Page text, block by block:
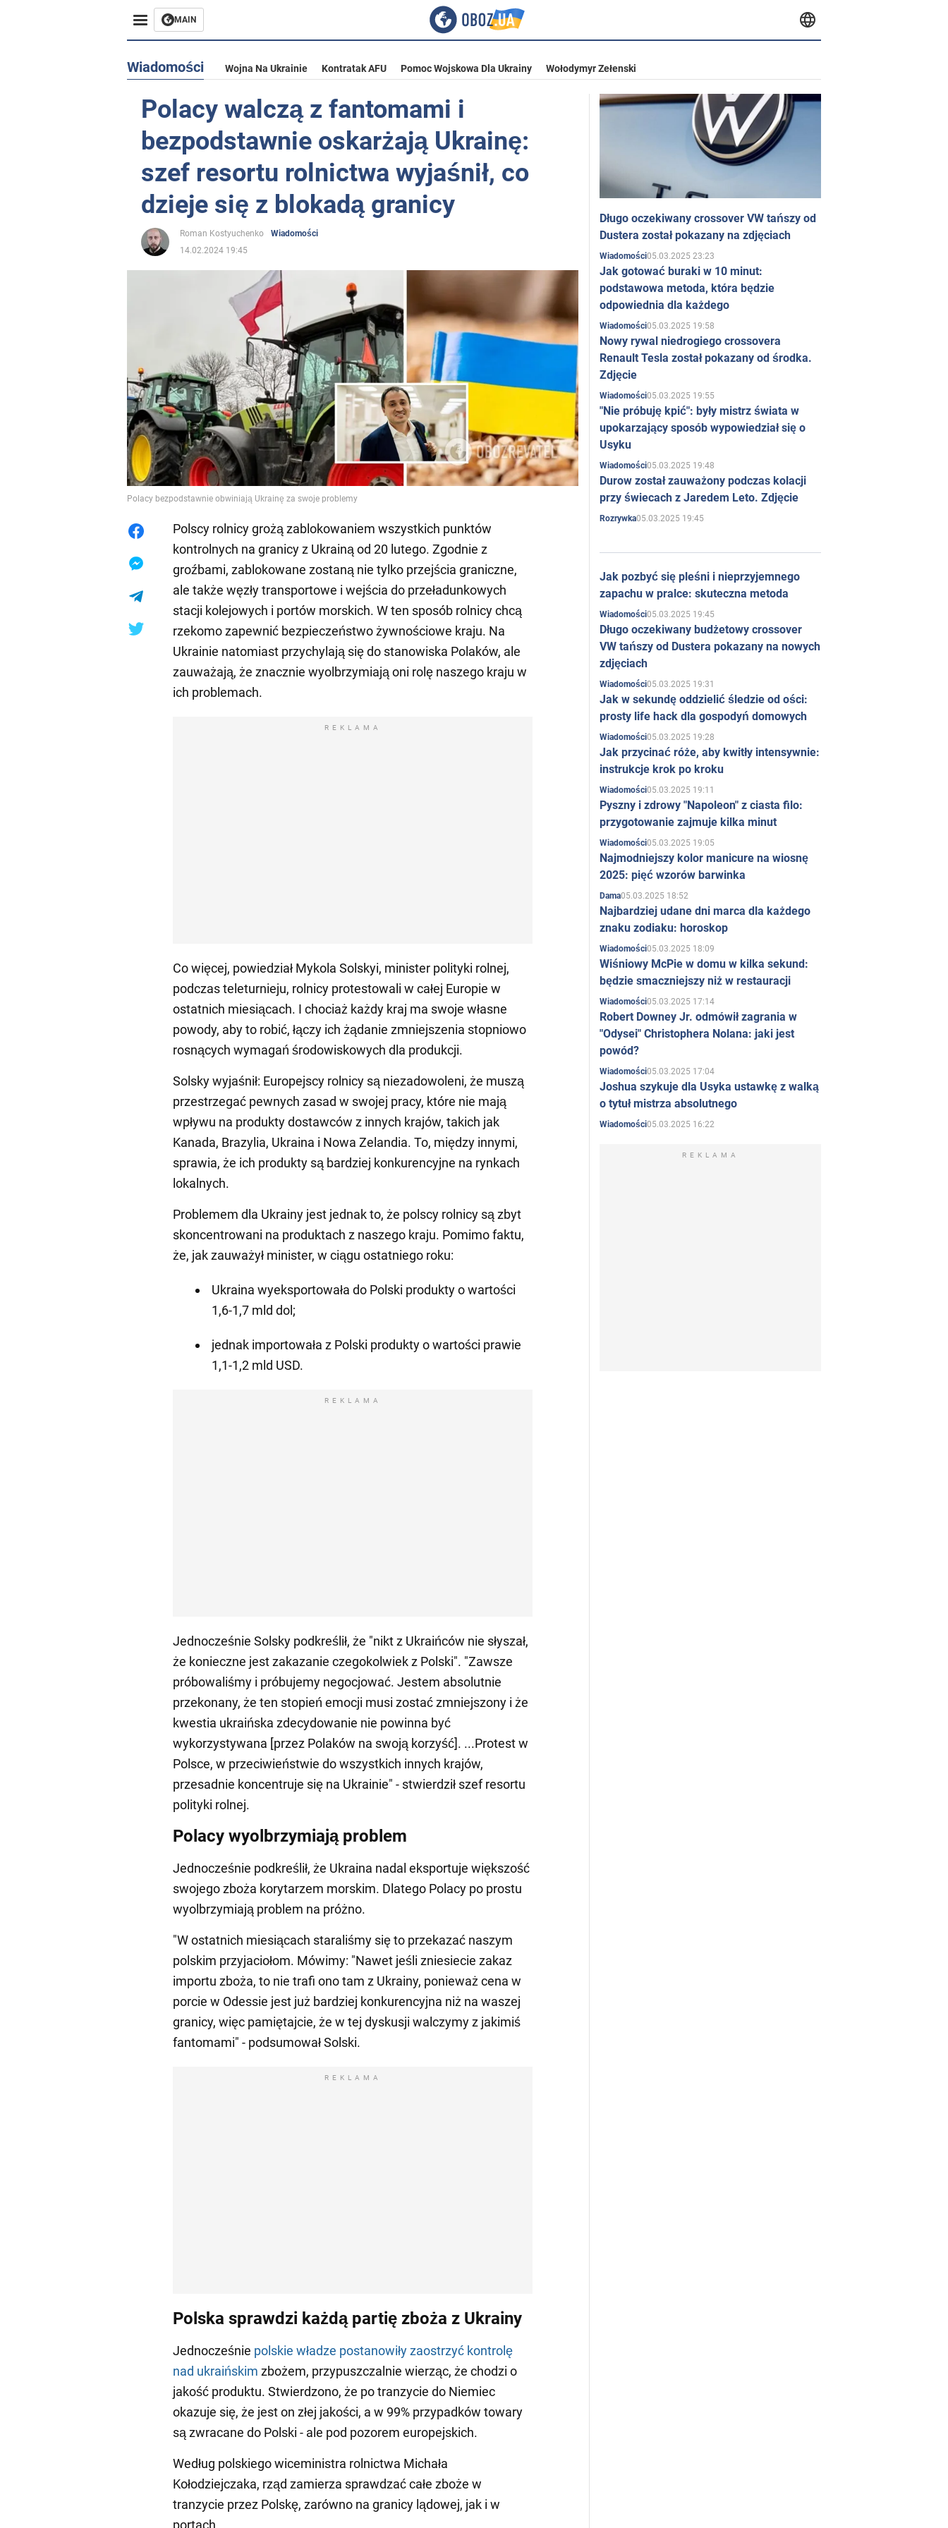
MAIN
Wiadomości Wojna Na Ukrainie Kontratak AFU Pomoc Wojskowa Dla Ukrainy Wołodymyr Zełenski
Polacy walczą z fantomami i
bezpodstawnie oskarżają Ukrainę:
szef resortu rolnictwa wyjaśnił, co
dzieje się z blokadą granicy
Roman Kostyuchenko
Wiadomości
14.02.2024 19:45
Polacy bezpodstawnie obwiniają Ukrainę za swoje problemy
Polscy rolnicy grożą zablokowaniem wszystkich punktów
kontrolnych na granicy z Ukrainą od 20 lutego. Zgodnie z
groźbami, zablokowane zostaną nie tylko przejścia graniczne,
ale także węzły transportowe i wejścia do przeładunkowych
stacji kolejowych i portów morskich. W ten sposób rolnicy chcą
rzekomo zapewnić bezpieczeństwo żywnościowe kraju. Na
Ukrainie natomiast przychylają się do stanowiska Polaków, ale
zauważają, że znacznie wyolbrzymiają oni rolę naszego kraju w
ich problemach.
REKLAMA
Co więcej, powiedział Mykola Solskyi, minister polityki rolnej,
podczas teleturnieju, rolnicy protestowali w całej Europie w
ostatnich miesiącach. I chociaż każdy kraj ma swoje własne
powody, aby to robić, łączy ich żądanie zmniejszenia stopniowo
rosnących wymagań środowiskowych dla produkcji.
Solsky wyjaśnił: Europejscy rolnicy są niezadowoleni, że muszą
przestrzegać pewnych zasad w swojej pracy, które nie mają
wpływu na produkty dostawców z innych krajów, takich jak
Kanada, Brazylia, Ukraina i Nowa Zelandia. To, między innymi,
sprawia, że ich produkty są bardziej konkurencyjne na rynkach
lokalnych.
Problemem dla Ukrainy jest jednak to, że polscy rolnicy są zbyt
skoncentrowani na produktach z naszego kraju. Pomimo faktu,
że, jak zauważył minister, w ciągu ostatniego roku:
Ukraina wyeksportowała do Polski produkty o wartości
1,6-1,7 mld dol;
jednak importowała z Polski produkty o wartości prawie
1,1-1,2 mld USD.
REKLAMA
Jednocześnie Solsky podkreślił, że "nikt z Ukraińców nie słyszał,
że konieczne jest zakazanie czegokolwiek z Polski". "Zawsze
próbowaliśmy i próbujemy negocjować. Jestem absolutnie
przekonany, że ten stopień emocji musi zostać zmniejszony i że
kwestia ukraińska zdecydowanie nie powinna być
wykorzystywana [przez Polaków na swoją korzyść]. ...Protest w
Polsce, w przeciwieństwie do wszystkich innych krajów,
przesadnie koncentruje się na Ukrainie" - stwierdził szef resortu
polityki rolnej.
Polacy wyolbrzymiają problem
Jednocześnie podkreślił, że Ukraina nadal eksportuje większość
swojego zboża korytarzem morskim. Dlatego Polacy po prostu
wyolbrzymiają problem na próżno.
"W ostatnich miesiącach staraliśmy się to przekazać naszym
polskim przyjaciołom. Mówimy: "Nawet jeśli zniesiecie zakaz
importu zboża, to nie trafi ono tam z Ukrainy, ponieważ cena w
porcie w Odessie jest już bardziej konkurencyjna niż na waszej
granicy, więc pamiętajcie, że w tej dyskusji walczymy z jakimiś
fantomami" - podsumował Solski.
REKLAMA
Polska sprawdzi każdą partię zboża z Ukrainy
Jednocześnie polskie władze postanowiły zaostrzyć kontrolę
nad ukraińskim zbożem, przypuszczalnie wierząc, że chodzi o
jakość produktu. Stwierdzono, że po tranzycie do Niemiec
okazuje się, że jest on złej jakości, a w 99% przypadków towary
są zwracane do Polski - ale pod pozorem europejskich.
Według polskiego wiceministra rolnictwa Michała
Kołodziejczaka, rząd zamierza sprawdzać całe zboże w
tranzycie przez Polskę, zarówno na granicy lądowej, jak i w
Długo oczekiwany crossover VW tańszy od
Dustera został pokazany na zdjęciach
Wiadomości05.03.2025 23:23
Jak gotować buraki w 10 minut:
podstawowa metoda, która będzie
odpowiednia dla każdego
Wiadomości05.03.2025 19:58
Nowy rywal niedrogiego crossovera
Renault Tesla został pokazany od środka.
Zdjęcie
Wiadomości05.03.2025 19:55
"Nie próbuję kpić": były mistrz świata w
upokarzający sposób wypowiedział się o
Usyku
Wiadomości05.03.2025 19:48
Durow został zauważony podczas kolacji
przy świecach z Jaredem Leto. Zdjęcie
Rozrywka05.03.2025 19:45
Jak pozbyć się pleśni i nieprzyjemnego
zapachu w pralce: skuteczna metoda
Wiadomości05.03.2025 19:45
Długo oczekiwany budżetowy crossover
VW tańszy od Dustera pokazany na nowych
zdjęciach
Wiadomości05.03.2025 19:31
Jak w sekundę oddzielić śledzie od ości:
prosty life hack dla gospodyń domowych
Wiadomości05.03.2025 19:28
Jak przycinać róże, aby kwitły intensywnie:
instrukcje krok po kroku
Wiadomości05.03.2025 19:11
Pyszny i zdrowy "Napoleon" z ciasta filo:
przygotowanie zajmuje kilka minut
Wiadomości05.03.2025 19:05
Najmodniejszy kolor manicure na wiosnę
2025: pięć wzorów barwinka
Dama05.03.2025 18:52
Najbardziej udane dni marca dla każdego
znaku zodiaku: horoskop
Wiadomości05.03.2025 18:09
Wiśniowy McPie w domu w kilka sekund:
będzie smaczniejszy niż w restauracji
Wiadomości05.03.2025 17:14
Robert Downey Jr. odmówił zagrania w
"Odysei" Christophera Nolana: jaki jest
powód?
Wiadomości05.03.2025 17:04
Joshua szykuje dla Usyka ustawkę z walką
o tytuł mistrza absolutnego
Wiadomości05.03.2025 16:22
REKLAMA